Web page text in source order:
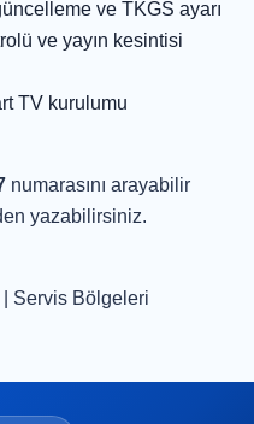
ve TKGS ayarı
ve yayın kesintisi
TV kurulumu
numarasını arayabilir
yazabilirsiniz.
Servis Bölgeleri